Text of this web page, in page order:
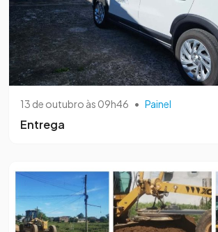
13 de outubro às 09h46 • Painel
Entrega